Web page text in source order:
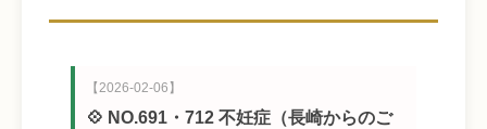
【2026-02-06】
💠 NO.691・712 不妊症（長崎からのご